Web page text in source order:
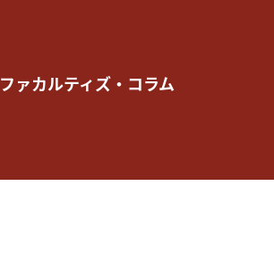
ファカルティズ・コラム